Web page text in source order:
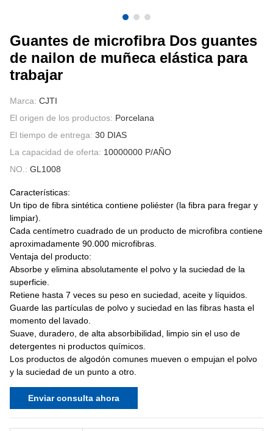
Guantes de microfibra Dos guantes
de nailon de muñeca elástica para
trabajar
Marca: CJTI
El origen de los productos: Porcelana
El tiempo de entrega: 30 DIAS
La capacidad de oferta: 10000000 P/AÑO
NO.: GL1008
Características:
Un tipo de fibra sintética contiene poliéster (la fibra para fregar y
limpiar).
Cada centímetro cuadrado de un producto de microfibra contiene
aproximadamente 90.000 microfibras.
Ventaja del producto:
Absorbe y elimina absolutamente el polvo y la suciedad de la
superficie.
Retiene hasta 7 veces su peso en suciedad, aceite y líquidos.
Guarde las partículas de polvo y suciedad en las fibras hasta el
momento del lavado.
Suave, duradero, de alta absorbibilidad, limpio sin el uso de
detergentes ni productos químicos.
Los productos de algodón comunes mueven o empujan el polvo
y la suciedad de un punto a otro.
Enviar consulta ahora